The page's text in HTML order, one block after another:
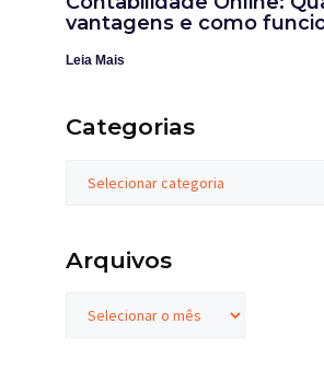
vantagens e como
Leia Mais
Categorias
Arquivos